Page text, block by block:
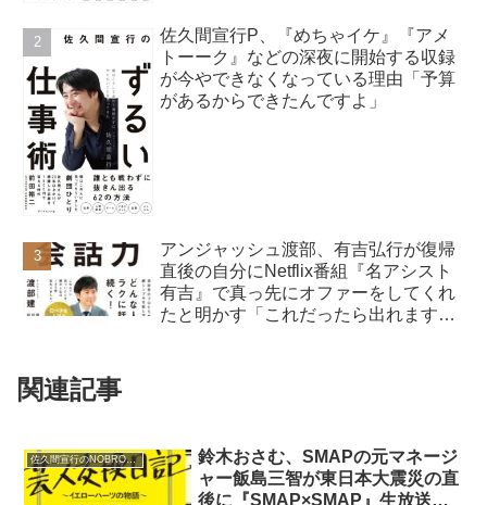
佐久間宣行P、『めちゃイケ』『アメ
トーーク』などの深夜に開始する収録
が今やできなくなっている理由「予算
があるからできたんですよ」
アンジャッシュ渡部、有吉弘行が復帰
直後の自分にNetflix番組『名アシスト
有吉』で真っ先にオファーをしてくれ
たと明かす「これだったら出れますよ
関連記事
佐久間宣行のNOBROCK TV
鈴木おさむ、SMAPの元マネージ
ャー飯島三智が東日本大震災の直
後に『SMAP×SMAP』生放送を